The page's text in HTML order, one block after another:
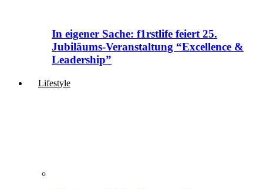
In eigener Sache: f1rstlife feiert 25.
Jubiläums-Veranstaltung “Excellence &
Leadership”
Lifestyle